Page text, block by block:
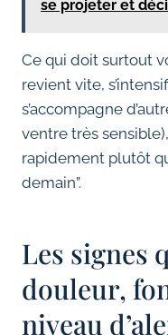
se projeter et
Ce qui doit surtout
revient vite,
s’accompagne
ventre très
rapidement plutôt
demain”.
Les signes
douleur,
niveau